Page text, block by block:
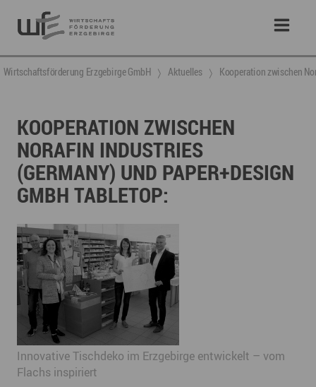
Wirtschaftsförderung Erzgebirge GmbH Aktuelles ​Kooperation zwischen
​KOOPERATION ZWISCHEN
NORAFIN INDUSTRIES
(GERMANY) UND PAPER+DESIGN
GMBH TABLETOP:
Innovative Tischdeko im Erzgebirge entwickelt – vom
Flachs inspiriert